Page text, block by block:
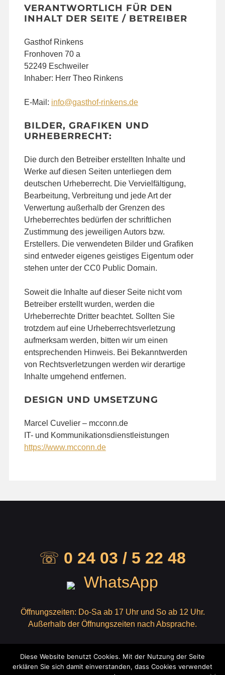
VERANTWORTLICH FÜR DEN
INHALT DER SEITE / BETREIBER
Gasthof Rinkens
Fronhoven 70 a
52249 Eschweiler
Inhaber: Herr Theo Rinkens
E-Mail: info@gasthof-rinkens.de
BILDER, GRAFIKEN UND
URHEBERRECHT:
Die durch den Betreiber erstellten Inhalte und
Werke auf diesen Seiten unterliegen dem
deutschen Urheberrecht. Die Vervielfältigung,
Bearbeitung, Verbreitung und jede Art der
Verwertung außerhalb der Grenzen des
Urheberrechtes bedürfen der schriftlichen
Zustimmung des jeweiligen Autors bzw.
Erstellers. Die verwendeten Bilder und Grafiken
sind entweder eigenes geistiges Eigentum oder
stehen unter der CC0 Public Domain.
Soweit die Inhalte auf dieser Seite nicht vom
Betreiber erstellt wurden, werden die
Urheberrechte Dritter beachtet. Sollten Sie
trotzdem auf eine Urheberrechtsverletzung
aufmerksam werden, bitten wir um einen
entsprechenden Hinweis. Bei Bekanntwerden
von Rechtsverletzungen werden wir derartige
Inhalte umgehend entfernen.
DESIGN UND UMSETZUNG
Marcel Cuvelier – mcconn.de
IT- und Kommunikationsdienstleistungen
https://www.mcconn.de
☏ 0 24 03 / 5 22 48
WhatsApp
Öffnungszeiten: Do-Sa ab 17 Uhr und So ab 12 Uhr.
Außerhalb der Öffnungszeiten nach Absprache.
Technische Umsetzung:mcconn.de
Yummy by Theme Palace
Diese Website benutzt Cookies. Mit der Nutzung der Seite
erklären Sie sich damit einverstanden, dass Cookies verwendet